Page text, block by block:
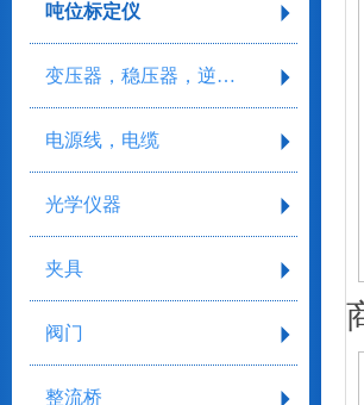
吨位标定仪
变压器，稳压器，逆变器
电源线，电缆
光学仪器
夹具
阀门
整流桥